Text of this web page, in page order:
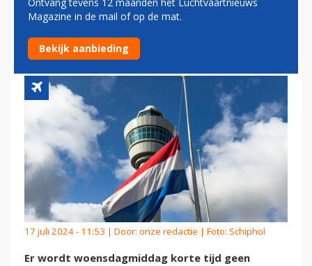
POLDERBAAN TIJDENS
HERDENKING MH17-RAMP
17 juli 2024 - 11:53 | Door: onze redactie | Foto: Schiphol
Er wordt woensdagmiddag korte tijd geen
Magazine in de mail of op de mat.
Bekijk aanbieding